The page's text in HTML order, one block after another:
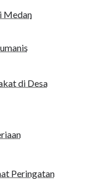
Medan‎
di Desa
Peringatan